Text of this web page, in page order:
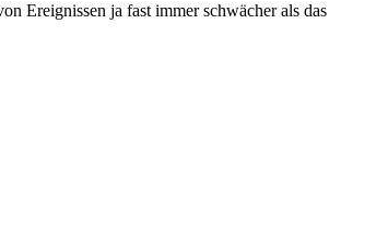
Ereignissen ja fast immer schwächer als das